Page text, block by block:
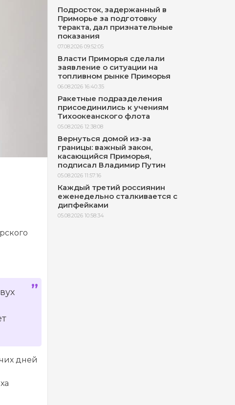
дней
Подросток, задержанный в
Приморье за подготовку
теракта, дал признательные
показания
07.08.2026 09:52:05
Власти Приморья сделали
заявление о ситуации на
топливном рынке Приморья
06.08.2026 16:40:35
Ракетные подразделения
присоединились к учениям
Тихоокеанского флота
05.08.2026 12:38:08
Вернуться домой из-за
границы: важный закон,
касающийся Приморья,
подписал Владимир Путин
05.08.2026 11:57:16
Каждый третий россиянин
еженедельно сталкивается с
дипфейками
05.08.2026 10:58:34